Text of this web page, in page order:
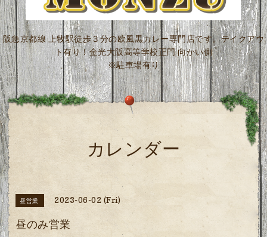
阪急京都線 上牧駅徒歩３分の欧風黒カレー専門店です。テイクアウ
ト有り！金光大阪高等学校正門 向かい側
※駐車場有り
カレンダー
昼営業 2023-06-02 (Fri)
昼のみ営業